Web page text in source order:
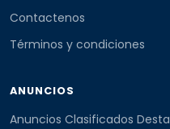
Contactenos
Términos y condiciones
ANUNCIOS
Anuncios Clasificados